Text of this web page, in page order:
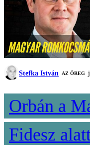
Stefka István AZ ÖREG
Orbán a
Fidesz